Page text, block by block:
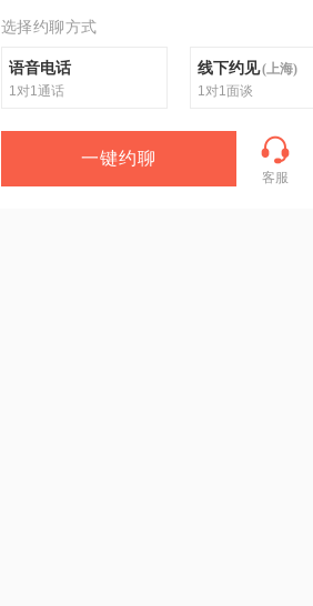
选择约聊方式
语音电话
1对1通话
线下约见(上海)
1对1面谈
一键约聊
客服